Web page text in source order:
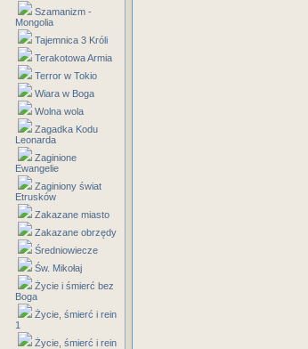
Szamanizm -
Mongolia
Tajemnica 3 Króli
Terakotowa Armia
Terror w Tokio
Wiara w Boga
Wolna wola
Zagadka Kodu
Leonarda
Zaginione
Ewangelie
Zaginiony świat
Etrusków
Zakazane miasto
Zakazane obrzędy
Średniowiecze
Św. Mikołaj
Życie i śmierć bez
Boga
Życie, śmierć i rein
1
Życie, śmierć i rein